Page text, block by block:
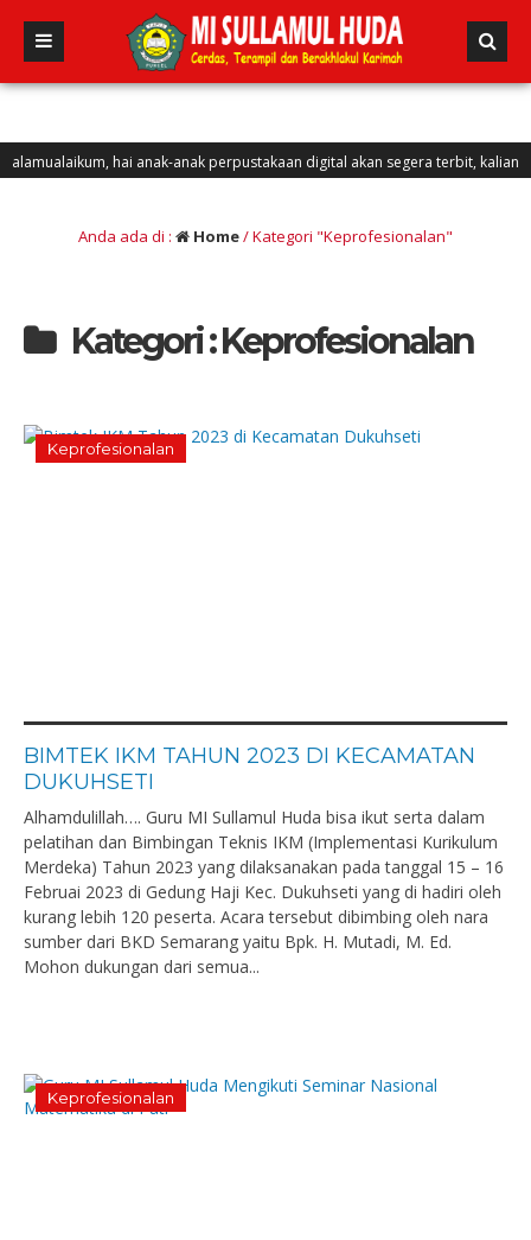
hai anak-anak perpustakaan digital akan segera terbit, kalian bisa
Anda ada di : Home/Kategori "Keprofesionalan"
Kategori : Keprofesionalan
Keprofesionalan
BIMTEK IKM TAHUN 2023 DI KECAMATAN
DUKUHSETI
Alhamdulillah…. Guru MI Sullamul Huda bisa ikut serta dalam
pelatihan dan Bimbingan Teknis IKM (Implementasi Kurikulum
Merdeka) Tahun 2023 yang dilaksanakan pada tanggal 15 – 16
Februai 2023 di Gedung Haji Kec. Dukuhseti yang di hadiri oleh
kurang lebih 120 peserta. Acara tersebut dibimbing oleh nara
sumber dari BKD Semarang yaitu Bpk. H. Mutadi, M. Ed.
Mohon dukungan dari semua...
Keprofesionalan